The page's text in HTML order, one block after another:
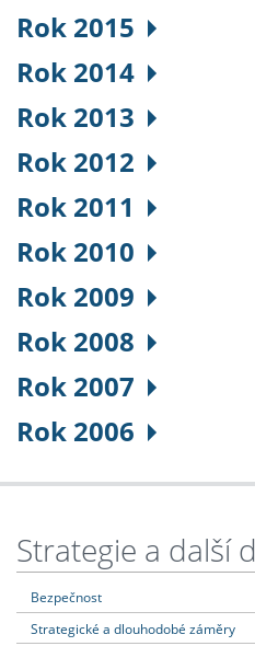
Rok 2015
Rok 2014
Rok 2013
Rok 2012
Rok 2011
Rok 2010
Rok 2009
Rok 2008
Rok 2007
Rok 2006
Strategie a další
Bezpečnost
Strategické a dlouhodobé záměry